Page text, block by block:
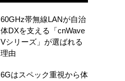
60GHz帯無線LANが自治
体DXを支える「cnWave
Vシリーズ」が選ばれる
理由
6Gはスペック重視から体